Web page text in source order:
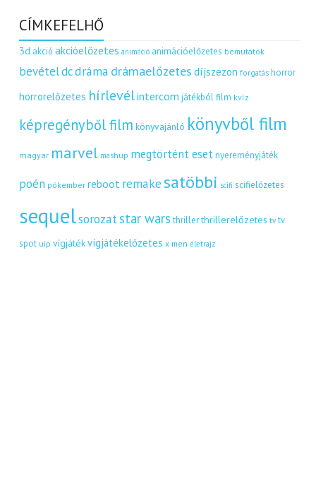
CÍMKEFELHŐ
3d akció akcióelőzetes animáció animációelőzetes bemutatók
bevételdcdráma drámaelőzetes díjszezon forgatás horror
horrorelőzetes hírlevélintercom játékból film kvíz
képregényből film könyvajánló könyvből film
magyar marvel mashup megtörtént eset nyereményjáték
poén pókember reboot remakesatöbbi scifi scifielőzetes
sequelsorozatstar wars thriller thrillerelőzetes tv tv
spot uip vígjátékvígjátékelőzetes x men életrajz